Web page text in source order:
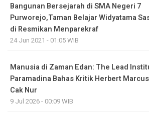
Bangunan Bersejarah di SMA Negeri 7
Purworejo,Taman Belajar Widyatama
di Resmikan Menparekraf
24 Jun 2021 - 01:05 WIB
Manusia di Zaman Edan: The Lead
Paramadina Bahas Kritik Herbert
Cak Nur
9 Jul 2026 - 00:09 WIB